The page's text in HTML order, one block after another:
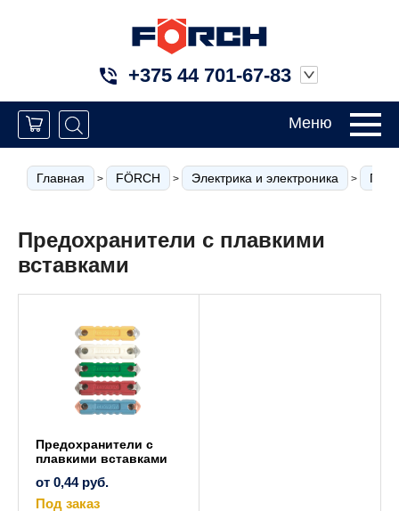
+375 44 701-67-83
Меню
Главная > FÖRCH > Электрика и электроника >
Предохранители с плавкими
вставками
Предохранители с
плавкими вставками
от 0,44 руб.
Под заказ